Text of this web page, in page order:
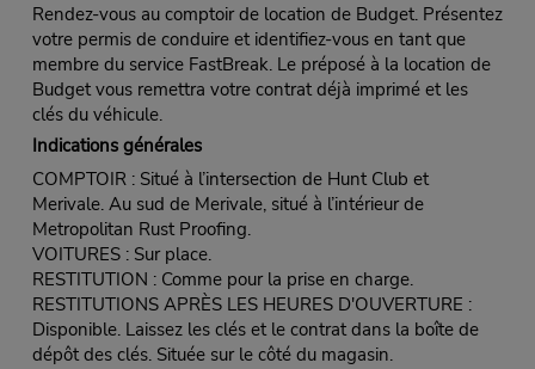
Rendez-vous au comptoir de location de Budget. Présentez
votre permis de conduire et identifiez-vous en tant que
membre du service FastBreak. Le préposé à la location de
Budget vous remettra votre contrat déjà imprimé et les
clés du véhicule.
Indications générales
COMPTOIR : Situé à l’intersection de Hunt Club et
Merivale. Au sud de Merivale, situé à l’intérieur de
Metropolitan Rust Proofing.
VOITURES : Sur place.
RESTITUTION : Comme pour la prise en charge.
RESTITUTIONS APRÈS LES HEURES D'OUVERTURE :
Disponible. Laissez les clés et le contrat dans la boîte de
dépôt des clés. Située sur le côté du magasin.